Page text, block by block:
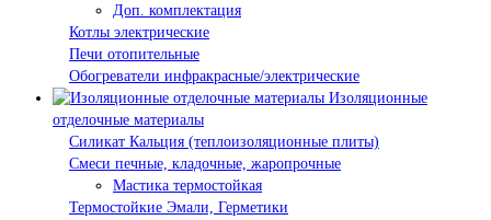
Доп. комплектация
Котлы электрические
Печи отопительные
Обогреватели инфракрасные/электрические
Изоляционные
отделочные материалы
Силикат Кальция (теплоизоляционные плиты)
Смеси печные, кладочные, жаропрочные
Мастика термостойкая
Термостойкие Эмали, Герметики